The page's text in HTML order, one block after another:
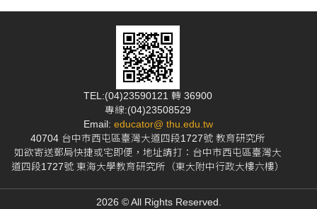
TEL:(04)23590121 轉 36900
專線:(04)23508529
Email: educator@ thu.edu.tw
40704 台中市西屯區臺灣大道四段1727號 教育研究所
如欲寄送郵局快捷或宅即便，地址請打：台中市西屯區臺灣大
道四段1727號 東海大學教育研究所（東大附中行政大樓六樓）
2026 © All Rights Reserved.